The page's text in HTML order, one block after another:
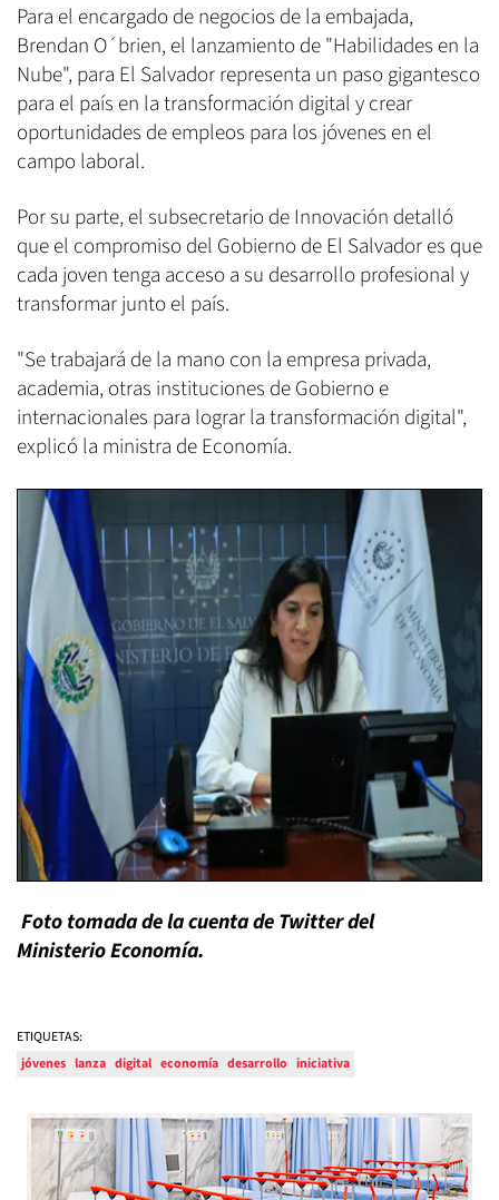
Para el encargado de negocios de la embajada,
Brendan O´brien, el lanzamiento de "Habilidades en la
Nube", para El Salvador representa un paso gigantesco
para el país en la transformación digital y crear
oportunidades de empleos para los jóvenes en el
campo laboral.
Por su parte, el subsecretario de Innovación detalló
que el compromiso del Gobierno de El Salvador es que
cada joven tenga acceso a su desarrollo profesional y
transformar junto el país.
"Se trabajará de la mano con la empresa privada,
academia, otras instituciones de Gobierno e
internacionales para lograr la transformación digital",
explicó la ministra de Economía.
Foto tomada de la cuenta de Twitter del
Ministerio Economía.
ETIQUETAS:
jóvenes lanza digital economía desarrollo iniciativa